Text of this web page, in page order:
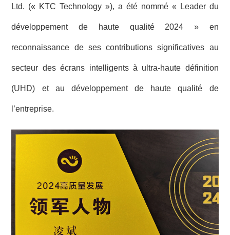
Ltd. (« KTC Technology »), a été nommé « Leader du
développement de haute qualité 2024 » en
reconnaissance de ses contributions significatives au
secteur des écrans intelligents à ultra-haute définition
(UHD) et au développement de haute qualité de
l’entreprise.